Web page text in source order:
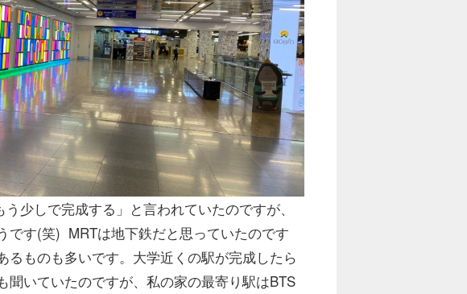
少しで完成する」と言われていたのですが、
です(笑) MRTは地下鉄だと思っていたのです
るものも多いです。大学近くの駅が完成したら
聞いていたのですが、私の家の最寄り駅はBTS